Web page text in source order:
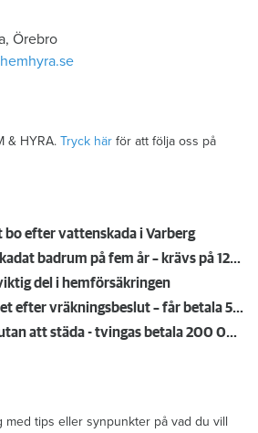
Örebro
& HYRA. Tryck här för att följa oss på
efter vattenskada i Varberg
Anmälde inte vattenskadat badrum på fem år – krävs på 125 000 kronor
del i hemförsäkringen
Kvinna kapade lägenhet efter vräkningsbeslut – får betala 50 000
Lämnade lägenheten utan att städa - tvingas betala 200 000 kronor
med tips eller synpunkter på vad du vill